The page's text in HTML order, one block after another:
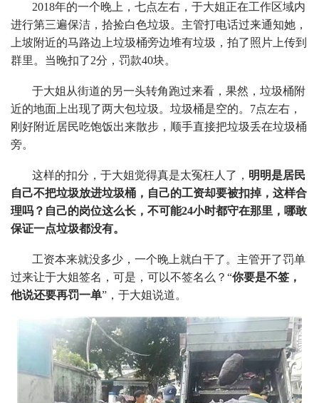
2018年的一个晚上，七点左右，于大姐正在工作区域内
进行第三遍保洁，拾捡白色垃圾。主管打电话过来通知她，
上坡附近的马路边上垃圾桶旁边堆有垃圾，拍了照片上传到
群里。当晚扣了2分，罚款40块。
于大姐从街道的另一头转角跑过来看，果然，垃圾桶附
近的地面上出现了两大包垃圾。垃圾桶是空的。7点左右，
刚好附近居民吃饱饭出来散步，顺手直接把垃圾丢在垃圾桶
旁。
这样的扣分，于大姐觉得真是太冤枉人了， 明明是居民
自己不把垃圾放进垃圾桶，自己的工资却要被扣掉，这样合
理吗？自己的岗位这么长，不可能24小时都守在那里，哪敢
保证一点垃圾都没有。
工资本来就没多少，一个晚上就白干了。主管开了罚单
过来让于大姐签名，可是，可以不签名么？“你要是不签，
他说还要再罚一单”，于大姐说道。